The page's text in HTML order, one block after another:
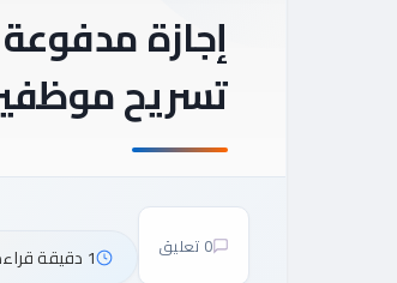
إجازة
تسريح
0 تعليق 1 دقيقة قراءة